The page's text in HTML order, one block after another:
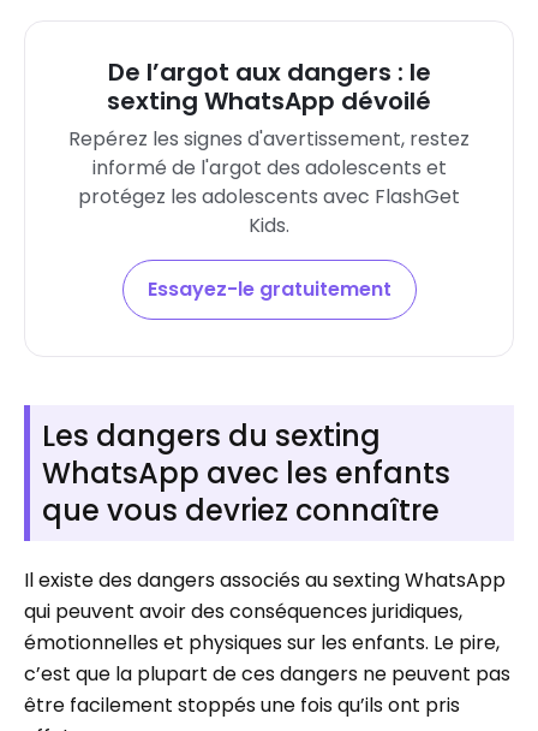
De l’argot aux dangers : le
sexting WhatsApp dévoilé
Repérez les signes d'avertissement, restez
informé de l'argot des adolescents et
protégez les adolescents avec FlashGet
Kids.
Essayez-le gratuitement
Les dangers du sexting
WhatsApp avec les enfants
que vous devriez connaître
Il existe des dangers associés au sexting WhatsApp
qui peuvent avoir des conséquences juridiques,
émotionnelles et physiques sur les enfants. Le pire,
c’est que la plupart de ces dangers ne peuvent pas
être facilement stoppés une fois qu’ils ont pris